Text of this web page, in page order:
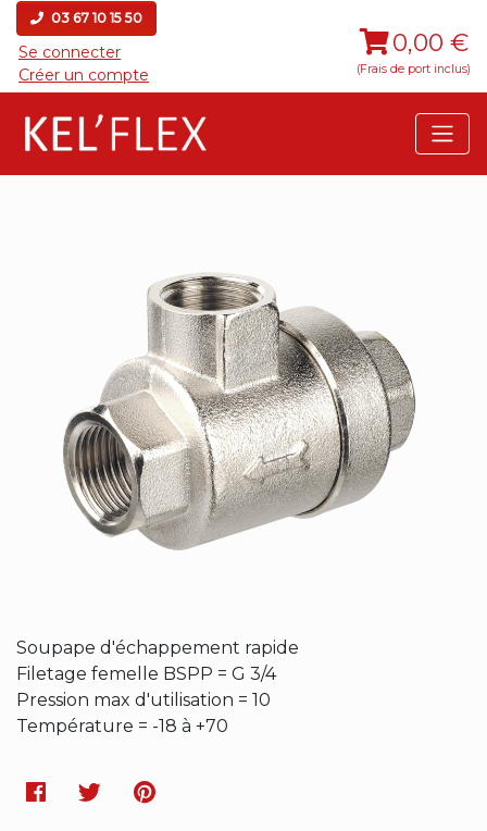
03 67 10 15 50
Se connecter
Créer un compte
0,00 €
(Frais de port inclus)
Soupape d'échappement rapide
Filetage femelle BSPP = G 3/4
Pression max d'utilisation = 10
Température = -18 à +70
Facebook
TwitterPinterest